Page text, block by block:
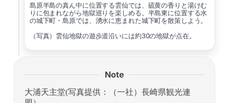
島原半島の真ん中に位置する雲仙では、硫黄の香りと湯けむ
りに包まれながら地獄巡りを楽しめる。半島東に位置する水
の城下町・島原では、湧水に恵まれた城下町を散策しよう。
（写真）雲仙地獄の遊歩道沿いには約30の地獄が点在。
Note
大浦天主堂(写真提供：（一社）長崎県観光連